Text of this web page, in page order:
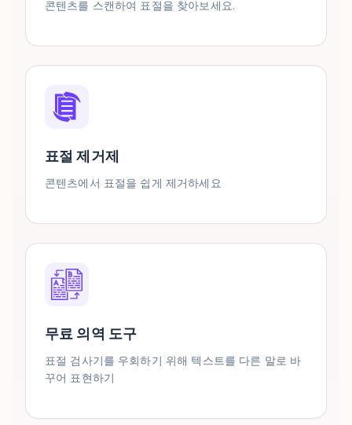
콘텐츠를 스캔하여 표절을 찾아보세요.
표절 제거제
콘텐츠에서 표절을 쉽게 제거하세요
무료 의역 도구
표절 검사기를 우회하기 위해 텍스트를 다른 말로 바
꾸어 표현하기